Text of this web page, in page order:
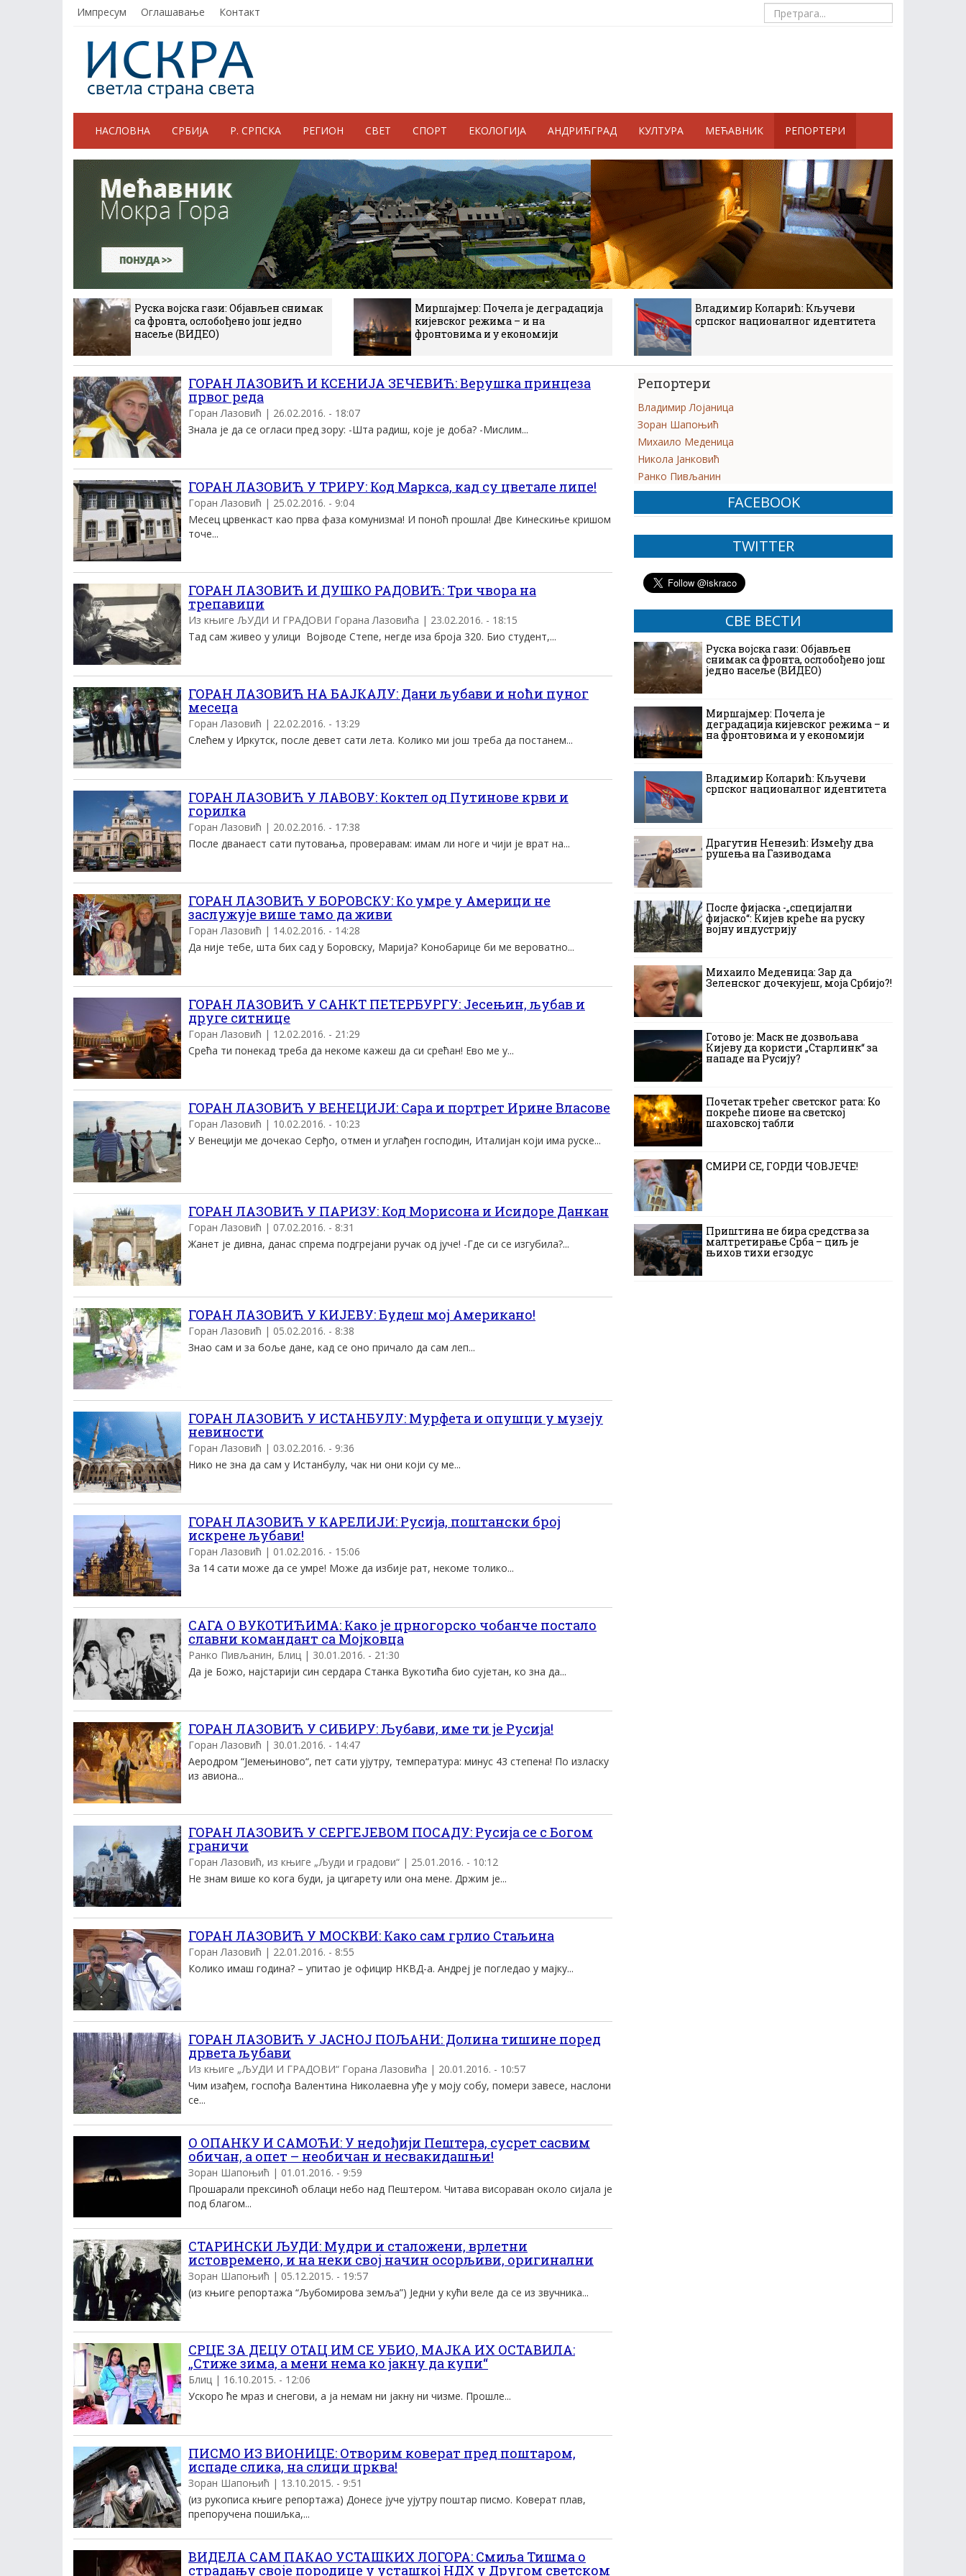
Импресум Оглашавање Контакт
НАСЛОВНА СРБИЈА Р. СРПСКА РЕГИОН СВЕТ СПОРТ ЕКОЛОГИЈА АНДРИЋГРАД КУЛТУРА МЕЋАВНИК РЕПОРТЕРИ
Руска војска гази: Објављен снимак
са фронта, ослобођено још једно
насеље (ВИДЕО)
Миршајмер: Почела је деградација
кијевског режима – и на
фронтовима и у економији
Владимир Коларић: Кључеви
српског националног идентитета
ГОРАН ЛАЗОВИЋ И КСЕНИЈА ЗЕЧЕВИЋ: Верушка принцеза
првог реда
Горан Лазовић | 26.02.2016. - 18:07
Знала је да се огласи пред зору: -Шта радиш, које је доба? -Мислим...
ГОРАН ЛАЗОВИЋ У ТРИРУ: Код Маркса, кад су цветале липе!
Горан Лазовић | 25.02.2016. - 9:04
Месец црвенкаст као прва фаза комунизма! И поноћ прошла! Две Кинескиње кришом
точе...
ГОРАН ЛАЗОВИЋ И ДУШКО РАДОВИЋ: Три чвора на
трепавици
Из књиге ЉУДИ И ГРАДОВИ Горана Лазовића | 23.02.2016. - 18:15
Тад сам живео у улици Војводе Степе, негде иза броја 320. Био студент,...
ГОРАН ЛАЗОВИЋ НА БАЈКАЛУ: Дани љубави и ноћи пуног
месеца
Горан Лазовић | 22.02.2016. - 13:29
Слећем у Иркутск, после девет сати лета. Колико ми још треба да постанем...
ГОРАН ЛАЗОВИЋ У ЛАВОВУ: Коктел од Путинове крви и
горилка
Горан Лазовић | 20.02.2016. - 17:38
После дванаест сати путовања, проверавам: имам ли ноге и чији је врат на...
ГОРАН ЛАЗОВИЋ У БОРОВСКУ: Кo умре у Америци не
заслужује више тамо да живи
Горан Лазовић | 14.02.2016. - 14:28
Да није тебе, шта бих сад у Боровску, Марија? Конобарице би ме вероватно...
ГОРАН ЛАЗОВИЋ У САНКТ ПЕТЕРБУРГУ: Јесењин, љубав и
друге ситнице
Горан Лазовић | 12.02.2016. - 21:29
Срећа ти понекад треба да некоме кажеш да си срећан! Ево ме у...
ГОРАН ЛАЗОВИЋ У ВЕНЕЦИЈИ: Сара и портрет Ирине Власове
Горан Лазовић | 10.02.2016. - 10:23
У Венецији ме дочекао Серђо, отмен и углађен господин, Италијан који има руске...
ГОРАН ЛАЗОВИЋ У ПАРИЗУ: Код Морисона и Исидоре Данкан
Горан Лазовић | 07.02.2016. - 8:31
Жанет је дивна, данас спрема подгрејани ручак од јуче! -Где си се изгубила?...
ГОРАН ЛАЗОВИЋ У КИЈЕВУ: Будеш мој Американо!
Горан Лазовић | 05.02.2016. - 8:38
Знао сам и за боље дане, кад се оно причало да сам леп...
ГОРАН ЛАЗОВИЋ У ИСТАНБУЛУ: Мурфета и опушци у музеју
невиности
Горан Лазовић | 03.02.2016. - 9:36
Нико не зна да сам у Истанбулу, чак ни они који су ме...
ГОРАН ЛАЗОВИЋ У КАРЕЛИЈИ: Русија, поштански број
искрене љубави!
Горан Лазовић | 01.02.2016. - 15:06
За 14 сати може да се умре! Може да избије рат, некоме толико...
САГА О ВУКОТИЋИМА: Како је црногорско чобанче постало
славни командант са Мојковца
Ранко Пивљанин, Блиц | 30.01.2016. - 21:30
Да је Божо, најстарији син сердара Станка Вукотића био сујетан, ко зна да...
ГОРАН ЛАЗОВИЋ У СИБИРУ: Љубави, име ти је Русија!
Горан Лазовић | 30.01.2016. - 14:47
Аеродром “Јемењиново“, пет сати ујутру, температура: минус 43 степена! По изласку
из авиона...
ГОРАН ЛАЗОВИЋ У СЕРГЕЈЕВОМ ПОСАДУ: Русија се с Богом
граничи
Горан Лазовић, из књиге „Људи и градови“ | 25.01.2016. - 10:12
Не знам више ко кога буди, ја цигарету или она мене. Држим је...
ГОРАН ЛАЗОВИЋ У МОСКВИ: Како сам грлио Стаљина
Горан Лазовић | 22.01.2016. - 8:55
Колико имаш година? – упитао је официр НКВД-а. Андреј је погледао у мајку...
ГОРАН ЛАЗОВИЋ У ЈАСНОЈ ПОЉАНИ: Долина тишине поред
дрвета љубави
Из књиге „ЉУДИ И ГРАДОВИ“ Горана Лазовића | 20.01.2016. - 10:57
Чим изађем, госпођа Валентина Николаевна уђе у моју собу, помери завесе, наслони
се...
О ОПАНКУ И САМОЋИ: У недођији Пештера, сусрет сасвим
обичан, а опет – необичан и несвакидашњи!
Зоран Шапоњић | 01.01.2016. - 9:59
Прошарали прексиноћ облаци небо над Пештером. Читава висораван около сијала је
под благом...
СТАРИНСКИ ЉУДИ: Мудри и сталожени, врлетни
истовремено, и на неки свој начин осорљиви, оригинални
Зоран Шапоњић | 05.12.2015. - 19:57
(из књиге репортажа “Љубомирова земља”) Једни у кући веле да се из звучника...
СРЦЕ ЗА ДЕЦУ ОТАЦ ИМ СЕ УБИО, МАЈКА ИХ ОСТАВИЛА:
„Стиже зима, а мени нема ко јакну да купи“
Блиц | 16.10.2015. - 12:06
Ускоро ће мраз и снегови, а ја немам ни јакну ни чизме. Прошле...
ПИСМО ИЗ ВИОНИЦЕ: Отворим коверат пред поштаром,
испаде слика, на слици црква!
Зоран Шапоњић | 13.10.2015. - 9:51
(из рукописа књиге репортажа) Донесе јуче ујутру поштар писмо. Коверат плав,
препоручена пошиљка,...
ВИДЕЛА САМ ПАКАО УСТАШКИХ ЛОГОРА: Смиља Тишма о
страдању своје породице у усташкој НДХ у Другом светском
Репортери
Владимир Лојаница
Зоран Шапоњић
Михаило Меденица
Никола Јанковић
Ранко Пивљанин
FACEBOOK
TWITTER
СВЕ ВЕСТИ
Руска војска гази: Објављен
снимак са фронта, ослобођено још
једно насеље (ВИДЕО)
Миршајмер: Почела је
деградација кијевског режима – и
на фронтовима и у економији
Владимир Коларић: Кључеви
српског националног идентитета
Драгутин Ненезић: Између два
рушења на Газиводама
После фијаска -„специјални
фијаско“: Кијев креће на руску
војну индустрију
Михаило Меденица: Зар да
Зеленског дочекујеш, моја Србијо?!
Готово је: Маск не дозвољава
Кијеву да користи „Старлинк“ за
нападе на Русију?
Почетак трећег светског рата: Ко
покреће пионе на светској
шаховској табли
СМИРИ СЕ, ГОРДИ ЧОВЈЕЧЕ!
Приштина не бира средства за
малтретирање Срба – циљ је
њихов тихи егзодус